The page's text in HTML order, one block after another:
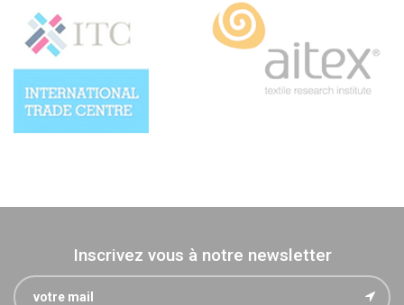
Inscrivez vous à notre newsletter